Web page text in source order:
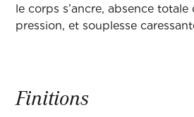
le corps s’ancre, absence
pression, et souplesse
d’accueil dans cette zone et
sanguine, propice à la
Finitions